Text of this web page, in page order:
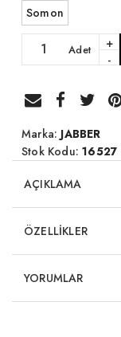
Somon
Adet
+
-
Marka:JABBER
Stok Kodu:16527
AÇIKLAMA
ÖZELLİKLER
YORUMLAR